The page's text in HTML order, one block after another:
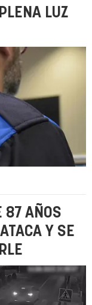
LUZ
87 AÑOS
Y SE